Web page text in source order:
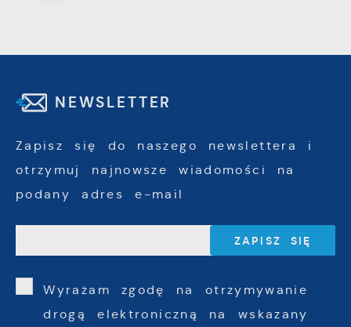
NEWSLETTER
Zapisz się do naszego newslettera i
otrzymuj najnowsze wiadomości na
podany adres e-mail
Wyrażam zgodę na otrzymywanie
drogą elektroniczną na wskazany